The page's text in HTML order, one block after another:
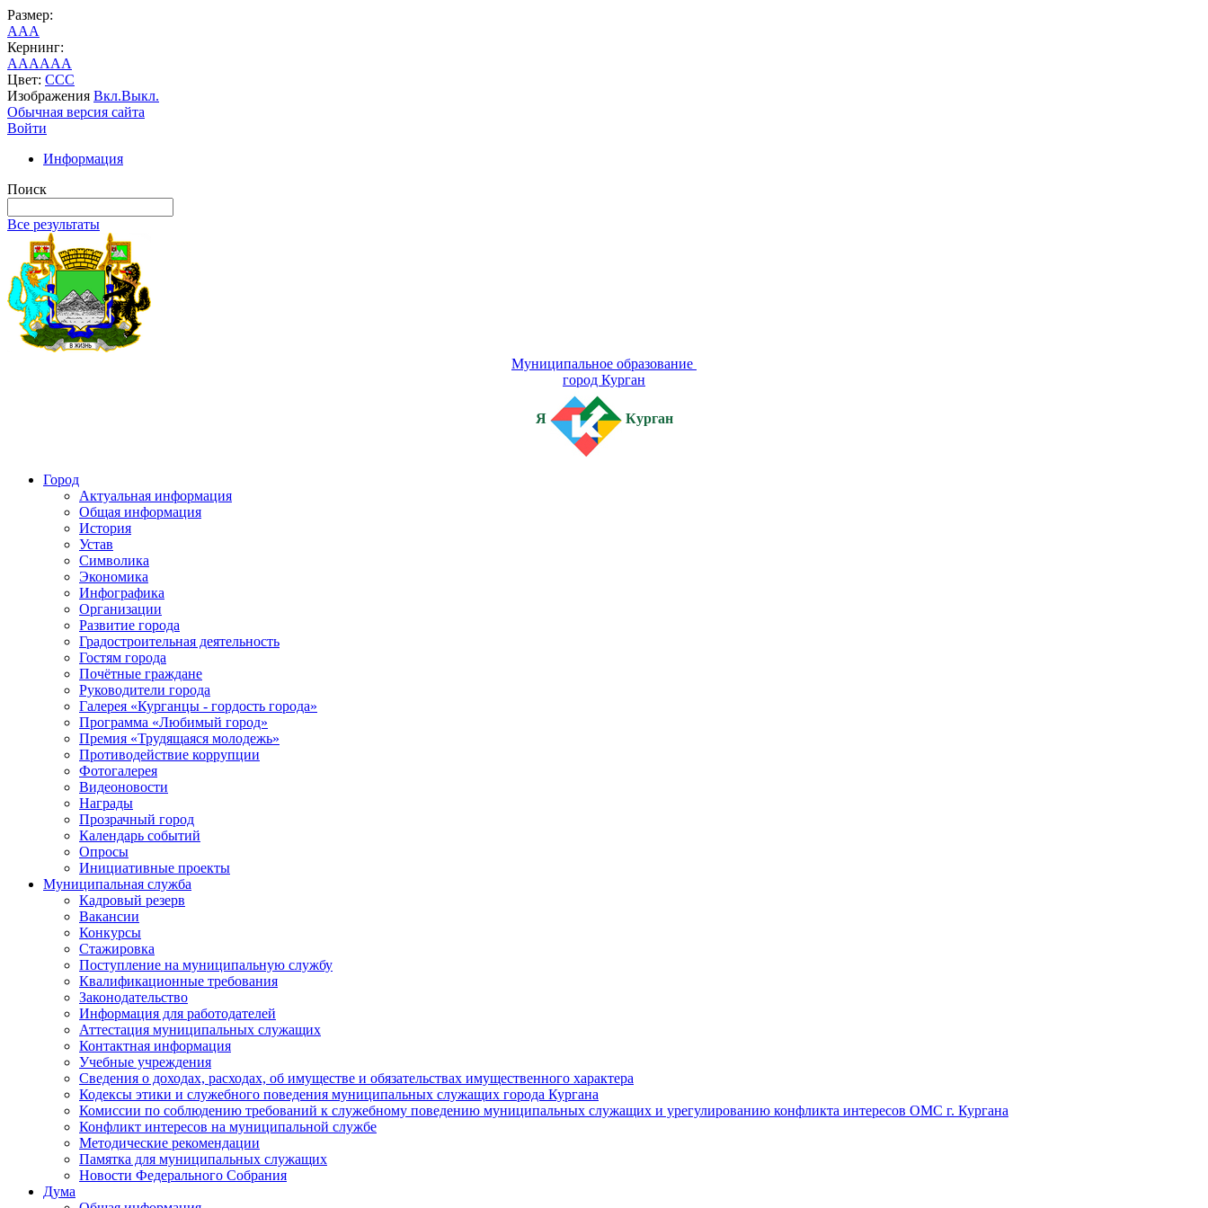
Размер:
AAA
Кернинг:
AAAAAA
Цвет: CCC
Изображения Вкл.Выкл.
Обычная версия сайта
Войти
Информация
Поиск
Все результаты
Муниципальное образование
город Курган
Я Курган
Город
Актуальная информация
Общая информация
История
Устав
Символика
Экономика
Инфографика
Организации
Развитие города
Градостроительная деятельность
Гостям города
Почётные граждане
Руководители города
Галерея «Курганцы - гордость города»
Программа «Любимый город»
Премия «Трудящаяся молодежь»
Противодействие коррупции
Фотогалерея
Видеоновости
Награды
Прозрачный город
Календарь событий
Опросы
Инициативные проекты
Муниципальная служба
Кадровый резерв
Вакансии
Конкурсы
Стажировка
Поступление на муниципальную службу
Квалификационные требования
Законодательство
Информация для работодателей
Аттестация муниципальных служащих
Контактная информация
Учебные учреждения
Сведения о доходах, расходах, об имуществе и обязательствах имущественного характера
Кодексы этики и служебного поведения муниципальных служащих города Кургана
Комиссии по соблюдению требований к служебному поведению муниципальных служащих и урегулированию конфликта интересов ОМС г. Кургана
Конфликт интересов на муниципальной службе
Методические рекомендации
Памятка для муниципальных служащих
Новости Федерального Cобрания
Дума